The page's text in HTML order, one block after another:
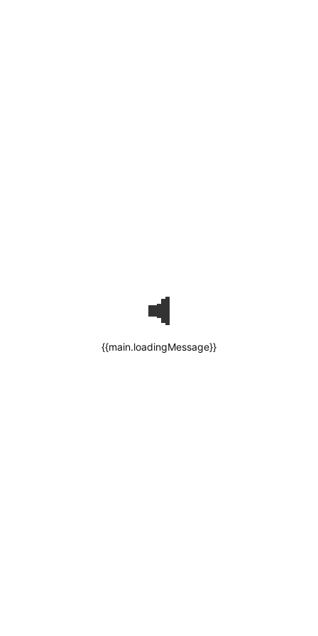
{{main.loadingMessage}}